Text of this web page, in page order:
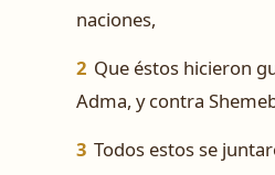
naciones,
2 Que éstos hicieron
Adma, y contra
3 Todos estos se